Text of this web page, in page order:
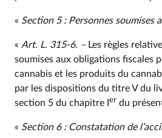
« Section 5 : Personnes soumises
« Art. L. 315‑6. – Les règles
soumises aux obligations fiscales
cannabis et les produits du
par les dispositions du titre V du
section 5 du chapitre I er du
« Section 6 : Constatation de